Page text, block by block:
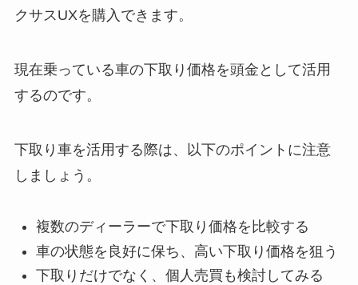
クサスUXを購入できます。
現在乗っている車の下取り価格を頭金として活用
するのです。
下取り車を活用する際は、以下のポイントに注意
しましょう。
複数のディーラーで下取り価格を比較する
車の状態を良好に保ち、高い下取り価格を狙う
下取りだけでなく、個人売買も検討してみる